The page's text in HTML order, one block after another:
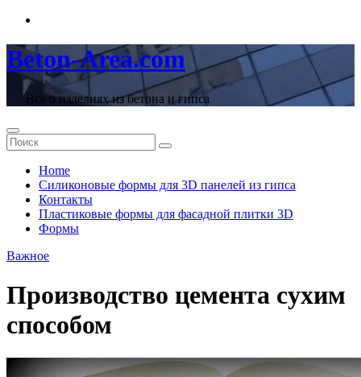
Перейти
содержимому
Beton-Area.com
Все о изделиях из бетона и гипса
Home
Cиликоновые формы для 3D панелей из гипса
Контакты
Пластиковые формы для фасадной плитки 3D
Формы
Важное
Производство цемента сухим
способом